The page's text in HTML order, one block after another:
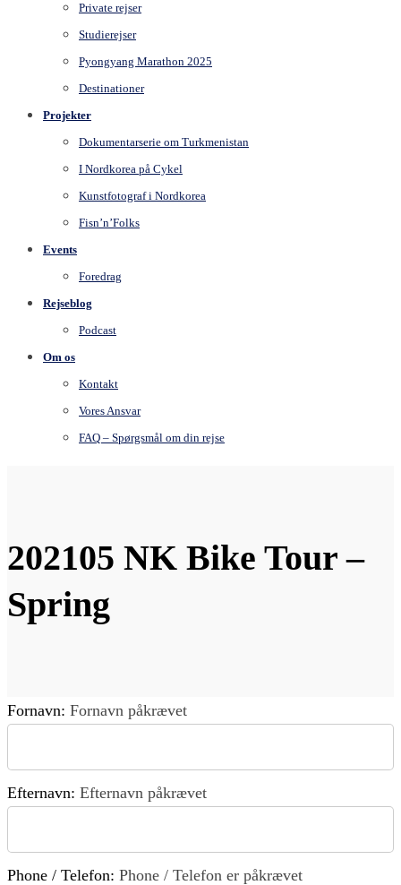
Private rejser
Studierejser
Pyongyang Marathon 2025
Destinationer
Projekter
Dokumentarserie om Turkmenistan
I Nordkorea på Cykel
Kunstfotograf i Nordkorea
Fisn’n’Folks
Events
Foredrag
Rejseblog
Podcast
Om os
Kontakt
Vores Ansvar
FAQ – Spørgsmål om din rejse
202105 NK Bike Tour –
Spring
Fornavn: Fornavn påkrævet
Efternavn: Efternavn påkrævet
Phone / Telefon: Phone / Telefon er påkrævet